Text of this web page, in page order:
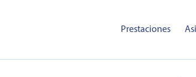
Prestaciones